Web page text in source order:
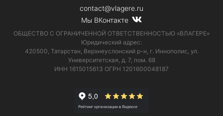
contact@vlagere.ru
Мы ВКонтакте
ОБЩЕСТВО С ОГРАНИЧЕННОЙ ОТВЕТСТВЕННОСТЬЮ «ВЛАГЕРЕ»
Юридический адрес:
420500, Татарстан, Верхнеуслонский р-н, г. Иннополис, ул.
Университетская, д. 7, пом. 68
ИНН 1615015613 ОГРН 1201600048187